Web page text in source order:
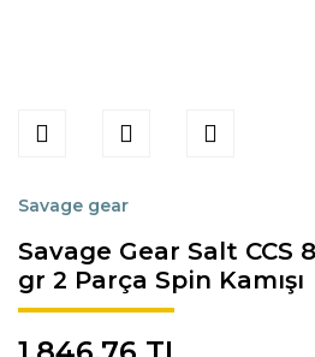
Savage gear
Savage Gear Salt CCS
gr 2 Parça Spin Kamışı